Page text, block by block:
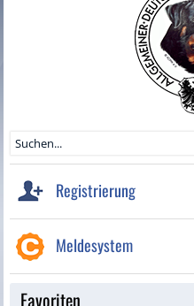
Registrierung
Meldesystem
Favoriten